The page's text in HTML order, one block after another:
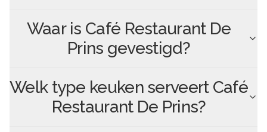
Waar is Café Restaurant De
Prins gevestigd?
Welk type keuken serveert Café
Restaurant De Prins?